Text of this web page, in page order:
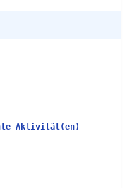
Aktivität(en)